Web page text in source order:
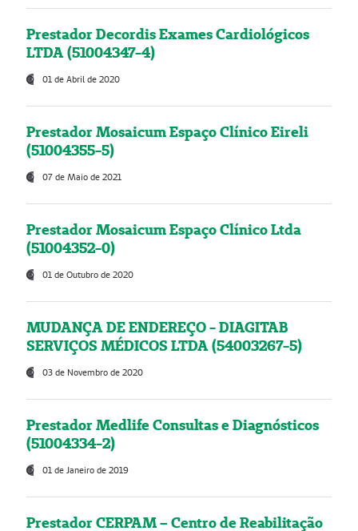
Prestador Decordis Exames Cardiológicos
LTDA (51004347-4)
01 de Abril de 2020
Prestador Mosaicum Espaço Clínico Eireli
(51004355-5)
07 de Maio de 2021
Prestador Mosaicum Espaço Clínico Ltda
(51004352-0)
01 de Outubro de 2020
MUDANÇA DE ENDEREÇO - DIAGITAB
SERVIÇOS MÉDICOS LTDA (54003267-5)
03 de Novembro de 2020
Prestador Medlife Consultas e Diagnósticos
(51004334-2)
01 de Janeiro de 2019
Prestador CERPAM – Centro de Reabilitação